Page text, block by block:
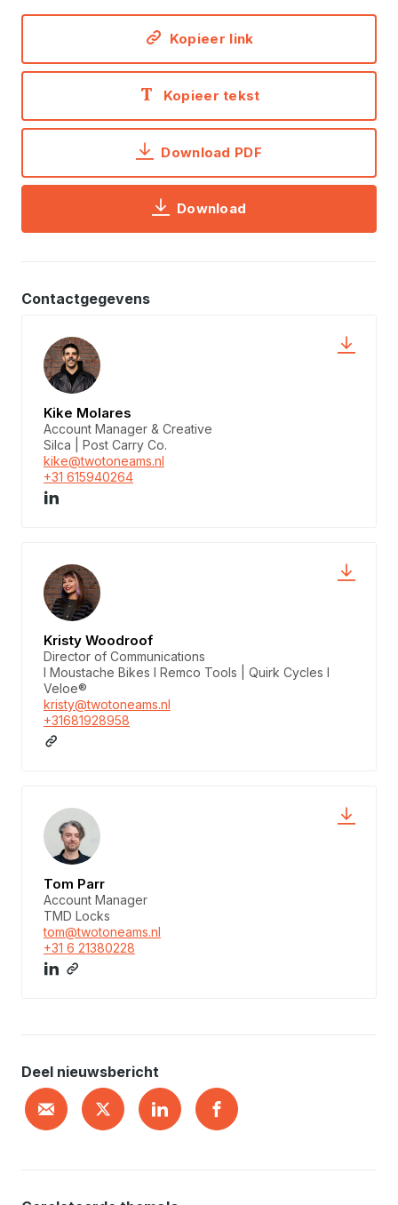
Kopieer link
Kopieer tekst
Download PDF
Download
Contactgegevens
Kike Molares
Account Manager & Creative
Silca | Post Carry Co.
kike@twotoneams.nl
+31 615940264
Kristy Woodroof
Director of Communications
I Moustache Bikes I Remco Tools | Quirk Cycles I
Veloe®
kristy@twotoneams.nl
+31681928958
Tom Parr
Account Manager
TMD Locks
tom@twotoneams.nl
+31 6 21380228
Deel nieuwsbericht